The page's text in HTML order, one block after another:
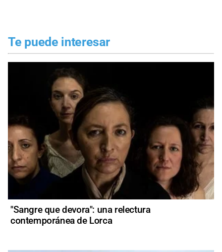
Te puede interesar
"Sangre que devora": una relectura
contemporánea de Lorca